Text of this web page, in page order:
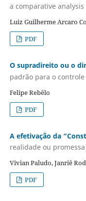
a comparative analysis
Luiz Guilherme Arcaro
PDF
O supradireito ou o
padrão para o
Felipe Rebêlo
PDF
A efetivação da
realidade ou
Vivian Paludo, Janriê
PDF